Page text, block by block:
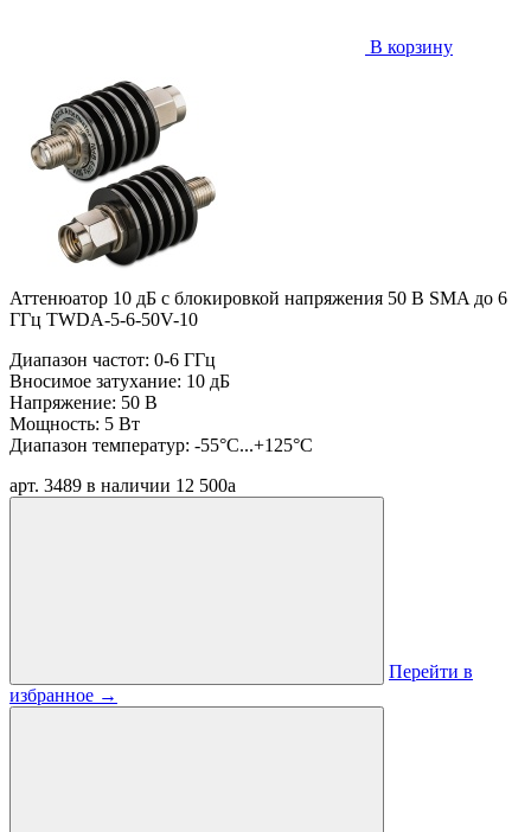
В корзину
Аттенюатор 10 дБ с блокировкой напряжения 50 В SMA до 6
ГГц TWDA-5-6-50V-10
Диапазон частот: 0-6 ГГц
Вносимое затухание: 10 дБ
Напряжение: 50 В
Мощность: 5 Вт
Диапазон температур: -55°C...+125°C
арт. 3489 в наличии 12 500a
Перейти в
избранное →